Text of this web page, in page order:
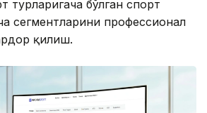
турларигача бўлган спорт
сегментларини профессионал
қилиш.